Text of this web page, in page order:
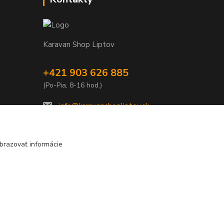
Karavan Shop Liptov
+421 903 626 885
(Po-Pia, 8-16 hod.)
info@karavanshopliptov.sk
informácie